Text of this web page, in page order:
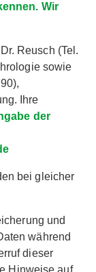
Wir
Reusch (Tel.
sowie
Ihre
der
bei gleicher
und
während
dieser